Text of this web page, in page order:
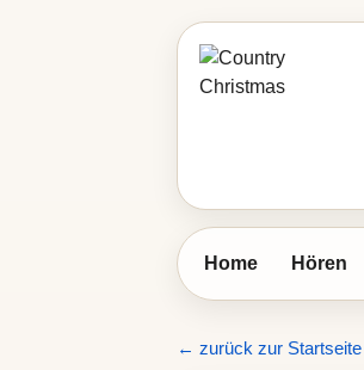
Home Hören
← zurück zur Startseite